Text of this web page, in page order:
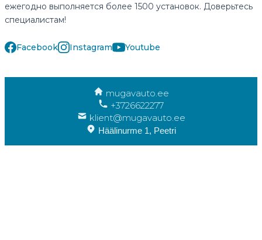
ежегодно выполняется более 1500 установок. Доверьтесь
специалистам!
Facebook Instagram Youtube
mugavauto.ee
+3726622277
klient@mugavauto.ee
Häälinurme 1, Peetri